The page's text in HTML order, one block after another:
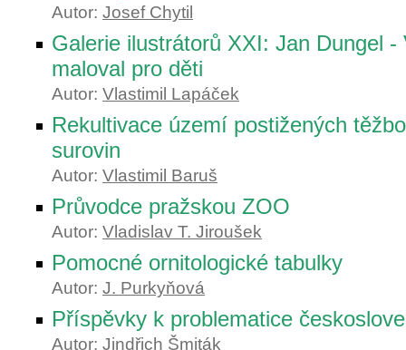
Autor: Josef Chytil
Galerie ilustrátorů XXI: Jan Dungel -
maloval pro děti
Autor: Vlastimil Lapáček
Rekultivace území postižených
surovin
Autor: Vlastimil Baruš
Průvodce pražskou ZOO
Autor: Vladislav T. Jiroušek
Pomocné ornitologické tabulky
Autor: J. Purkyňová
Příspěvky k problematice
Autor: Jindřich Šmiták